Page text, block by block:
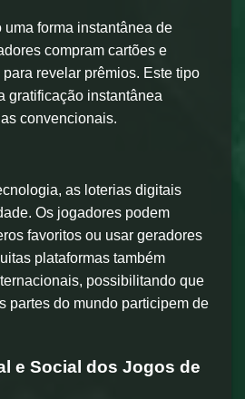
forma instantânea de
compram cartões e
revelar prêmios. Este tipo
gratificação instantânea
convencionais.
as loterias digitais
Os jogadores podem
favoritos ou usar geradores
plataformas também
possibilitando que
partes do mundo participem de
e Social dos Jogos de